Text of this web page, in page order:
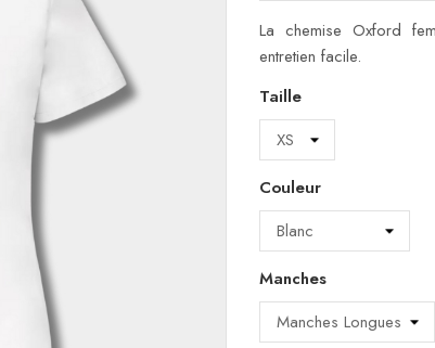
La chemise Oxford
entretien facile.
Taille
Couleur
Manches